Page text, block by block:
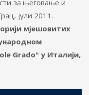
за његовање и
јули 2011.
мјешовитих
Grado" у Италији,